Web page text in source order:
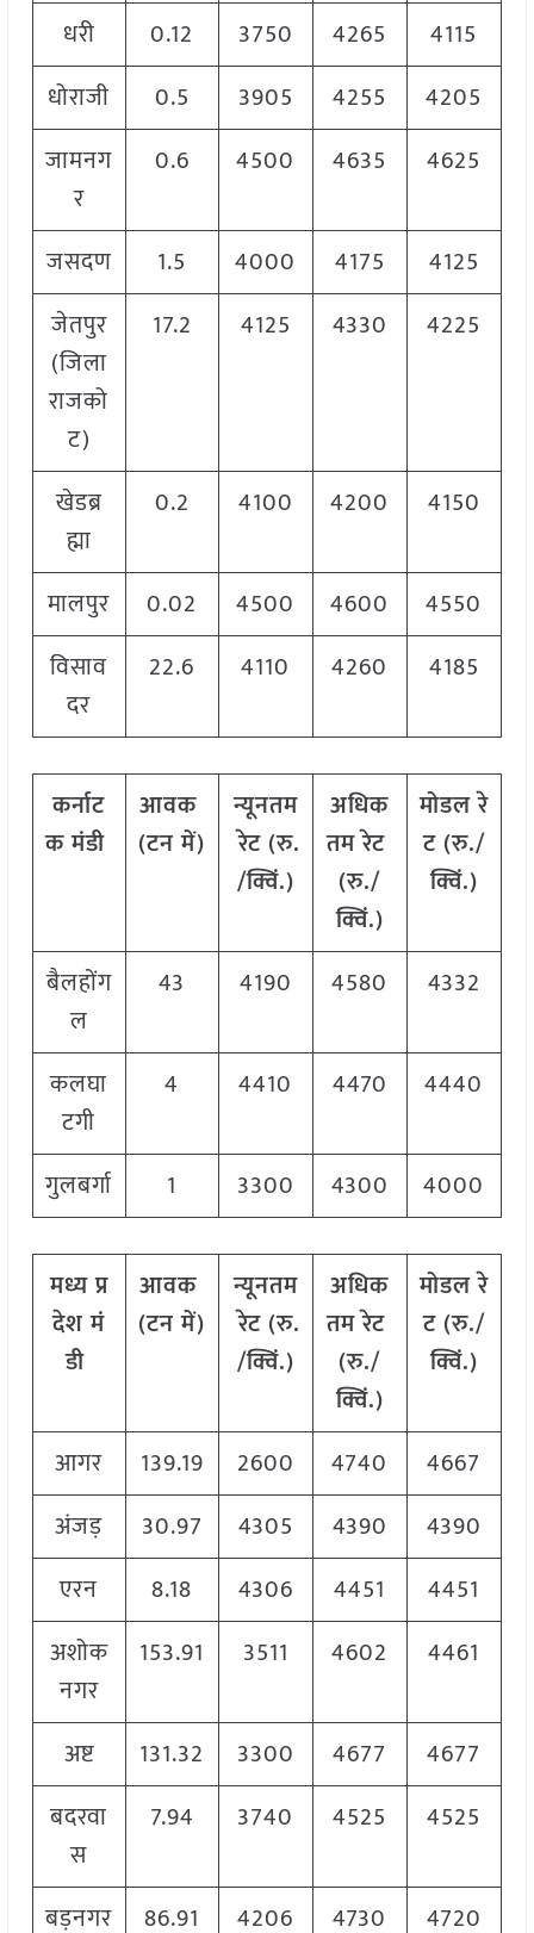
धरी
0.12 3750 4265
4115
धोराजी
0.5 3905 4255
4205
जामनग
र
0.6 4500 4635 4625
जसदण 1.5 4000 4175
4125
जेतपुर
(जिला
राजको
ट)
17.2 4125 4330 4225
खेडब्र
ह्मा
0.2 4100 4200 4150
मालपुर 0.02 4500 4600
4550
विसाव
दर
22.6 4110 4260 4185
कर्नाट
कमंडी
आवक
(टन में)
न्यूनतम
रेट(रु.
/क्विं.)
अधिक
तमरेट
(रु./
क्विं.)
मोडलरे
ट (रु./
क्विं.)
बैलहोंग
ल
43 4190 4580 4332
कलघा
टगी
4 4410 4470 4440
गुलबर्गा 1 3300 4300 4000
मध्यप्र
देश मं
डी
आवक
(टन में)
न्यूनतम
रेट(रु.
/क्विं.)
अधिक
तमरेट
(रु./
क्विं.)
मोडलरे
ट (रु./
क्विं.)
आगर 139.19 2600 4740
4667
अंजड़
30.97 4305 4390
4390
एरन
8.18 4306 4451
4451
अशोक
नगर
153.91 3511 4602 4461
अष्ट 131.32 3300 4677
4677
बदरवा
स
7.94 3740 4525 4525
बड़नगर 86.91 4206 4730 4720